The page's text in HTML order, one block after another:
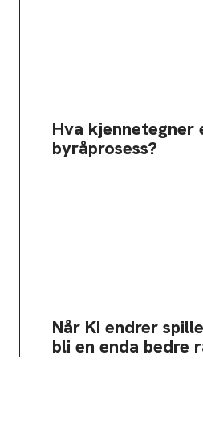
Hva kjennetegner
byråprosess?
Når KI endrer
bli en enda bedre